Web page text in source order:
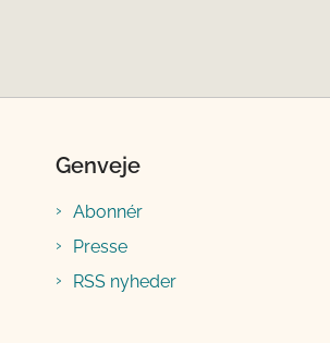
Genveje
Abonnér
Presse
RSS nyheder